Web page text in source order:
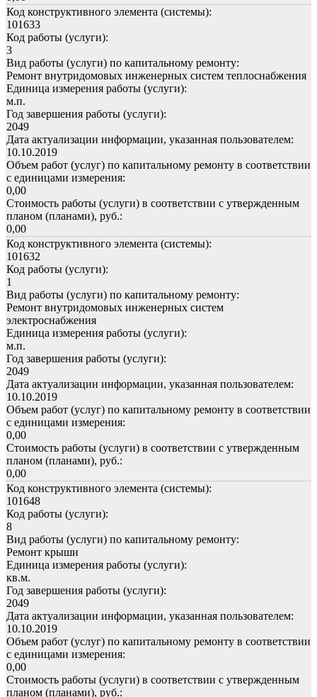
Код конструктивного элемента (системы):
101633
Код работы (услуги):
3
Вид работы (услуги) по капитальному ремонту:
Ремонт внутридомовых инженерных систем теплоснабжения
Единица измерения работы (услуги):
м.п.
Год завершения работы (услуги):
2049
Дата актуализации информации, указанная пользователем:
10.10.2019
Объем работ (услуг) по капитальному ремонту в соответствии
с единицами измерения:
0,00
Стоимость работы (услуги) в соответствии с утвержденным
планом (планами), руб.:
0,00
Код конструктивного элемента (системы):
101632
Код работы (услуги):
1
Вид работы (услуги) по капитальному ремонту:
Ремонт внутридомовых инженерных систем
электроснабжения
Единица измерения работы (услуги):
м.п.
Год завершения работы (услуги):
2049
Дата актуализации информации, указанная пользователем:
10.10.2019
Объем работ (услуг) по капитальному ремонту в соответствии
с единицами измерения:
0,00
Стоимость работы (услуги) в соответствии с утвержденным
планом (планами), руб.:
0,00
Код конструктивного элемента (системы):
101648
Код работы (услуги):
8
Вид работы (услуги) по капитальному ремонту:
Ремонт крыши
Единица измерения работы (услуги):
кв.м.
Год завершения работы (услуги):
2049
Дата актуализации информации, указанная пользователем:
10.10.2019
Объем работ (услуг) по капитальному ремонту в соответствии
с единицами измерения:
0,00
Стоимость работы (услуги) в соответствии с утвержденным
планом (планами), руб.: